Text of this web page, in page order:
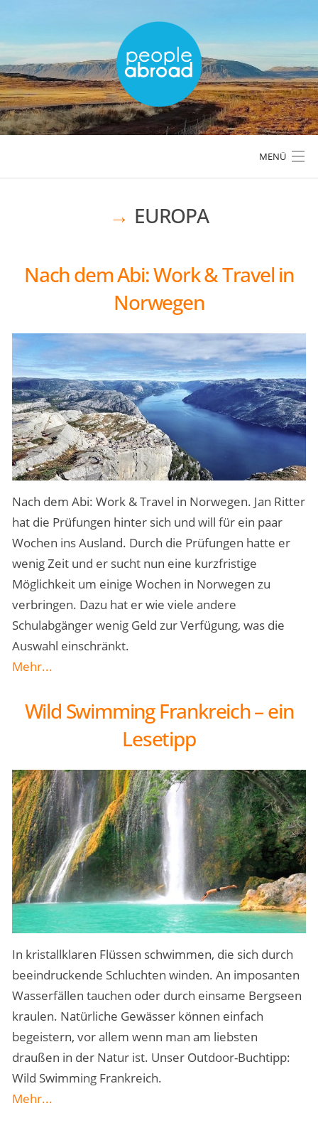
content
MENÜ
LÄNDER & REGIONEN
AKTIVREISEN & OUTDOOR
MENSCHEN & STORIES
ÜBER PEOPLE ABROAD
EUROPA
Nach dem Abi: Work & Travel in
Norwegen
Nach dem Abi: Work & Travel in Norwegen. Jan Ritter
hat die Prüfungen hinter sich und will für ein paar
Wochen ins Ausland. Durch die Prüfungen hatte er
wenig Zeit und er sucht nun eine kurzfristige
Möglichkeit um einige Wochen in Norwegen zu
verbringen. Dazu hat er wie viele andere
Schulabgänger wenig Geld zur Verfügung, was die
Auswahl einschränkt.
Mehr...
Wild Swimming Frankreich – ein
Lesetipp
In kristallklaren Flüssen schwimmen, die sich durch
beeindruckende Schluchten winden. An imposanten
Wasserfällen tauchen oder durch einsame Bergseen
kraulen. Natürliche Gewässer können einfach
begeistern, vor allem wenn man am liebsten
draußen in der Natur ist. Unser Outdoor-Buchtipp:
Wild Swimming Frankreich.
Mehr...